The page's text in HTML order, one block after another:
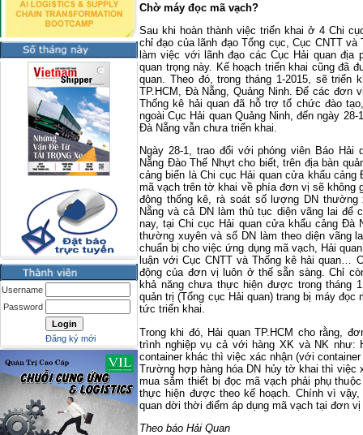
Username
Password
Đăng ký mới
Chờ máy đọc mã vạch?
Sau khi hoàn thành việc triển khai ở 4 Chi
chỉ đạo của lãnh đạo Tổng cục, Cục CNTT
làm việc với lãnh đạo các Cục Hải quan địa
quan trọng này. Kế hoạch triển khai cũng đã
quan. Theo đó, trong tháng 1-2015, sẽ
TP.HCM, Đà Nẵng, Quảng Ninh. Để các đơn
Thống kê hải quan đã hỗ trợ tổ chức đào
ngoài Cục Hải quan Quảng Ninh, đến ngày
Đà Nẵng vẫn chưa triển khai.
Ngày 28-1, trao đổi với phóng viên Báo
Nẵng Đào Thế Nhựt cho biết, trên địa bàn
cảng biển là Chi cục Hải quan cửa khẩu
mã vạch trên tờ khai về phía đơn vị sẽ không
động thống kê, rà soát số lượng DN
Nẵng và cả DN làm thủ tục diện vãng lai
nay, tại Chi cục Hải quan cửa khẩu cảng Đà
thường xuyên và số DN làm theo diện vãng
chuẩn bị cho việc ứng dụng mã vạch, Hải
luận với Cục CNTT và Thống kê hải quan…
động của đơn vị luôn ở thế sẵn sàng. Chỉ
khả năng chưa thực hiện được trong tháng
quản trị (Tổng cục Hải quan) trang bị máy
tức triển khai.
Trong khi đó, Hải quan TP.HCM cho rằng,
trình nghiệp vụ cả với hàng XK và NK như:
container khác thì việc xác nhận (với
Trường hợp hàng hóa DN hủy tờ khai thì việc
mua sắm thiết bị đọc mã vạch phải phụ
thực hiện được theo kế hoạch. Chính vì vậy,
quan dời thời điểm áp dụng mã vạch tại đơn vị
Theo báo Hải Quan